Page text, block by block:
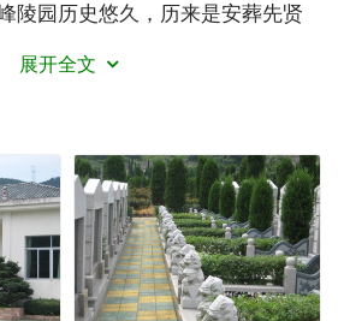
陵园历史悠久，历来是安葬先贤
麟，清朝都督李涵等历史古墓就
的铁佛寺，左侧为100多年历史的
是青山赐吉地，佛祖度众生，历史
展开全文